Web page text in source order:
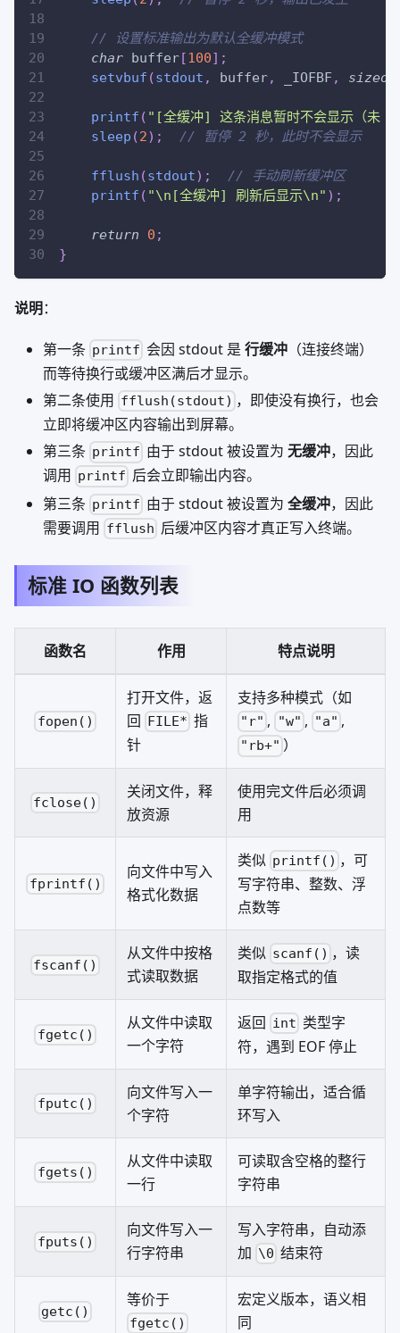
// 设置标准输出为默认全缓冲模式
char buffer[100] ;
setvbuf (stdout , buffer, _IOFBF , sizeof
printf ( "[全缓冲] 这条消息暂时不会显示（
sleep (2) ; // 暂停 2 秒，此时不会显示
fflush (stdout) ;
// 手动刷新缓冲区
printf ( "\n[全缓冲] 刷新后显示\n" ) ;
return 0 ;
}
说明：
第一条 printf 会因 stdout 是行缓冲 （连接终端）
而等待换行或缓冲区满后才显示。
第二条使用 fflush(stdout) ，即使没有换行，也会
立即将缓冲区内容输出到屏幕。
第三条 printf 由于 stdout 被设置为无缓冲，因此
调用 printf 后会立即输出内容。
第三条 printf 由于 stdout 被设置为全缓冲，因此
需要调用 fflush 后缓冲区内容才真正写入终端。
标准 IO 函数列表
函数名 作用 特点说明
fopen()
打开文件，返
回 FILE* 指
针
支持多种模式（如
"r" , "w" , "a" ,
"rb+" ）
fclose()
关闭文件，释
放资源
使用完文件后必须调
用
fprintf()
向文件中写入
格式化数据
类似 printf() ，可
写字符串、整数、浮
点数等
fscanf()
从文件中按格
式读取数据
类似 scanf() ，读
取指定格式的值
fgetc()
从文件中读取
一个字符
返回 int 类型字
符，遇到 EOF 停止
fputc()
向文件写入一
个字符
单字符输出，适合循
环写入
fgets()
从文件中读取
一行
可读取含空格的整行
字符串
fputs()
向文件写入一
行字符串
写入字符串，自动添
加 \0 结束符
getc()
等价于
fgetc()
宏定义版本，语义相
同